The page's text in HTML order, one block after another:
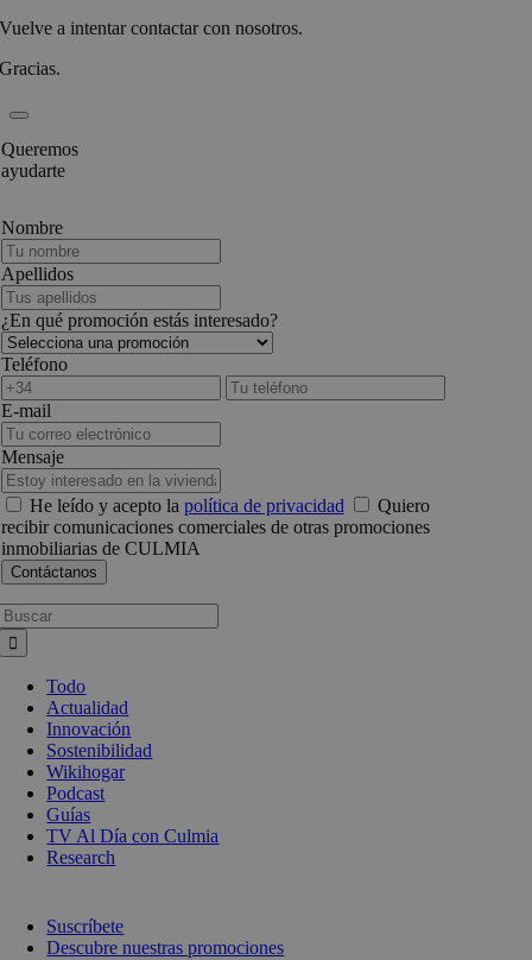
Vuelve a intentar contactar con nosotros.
Gracias.
Queremos
ayudarte
Nombre
Apellidos
¿En qué promoción estás interesado?
Teléfono
E-mail
Mensaje
He leído y acepto la política de privacidad
Quiero
recibir comunicaciones comerciales de otras promociones
inmobiliarias de CULMIA
Todo
Actualidad
Innovación
Sostenibilidad
Wikihogar
Podcast
Guías
TV Al Día con Culmia
Research
Suscríbete
Descubre nuestras promociones